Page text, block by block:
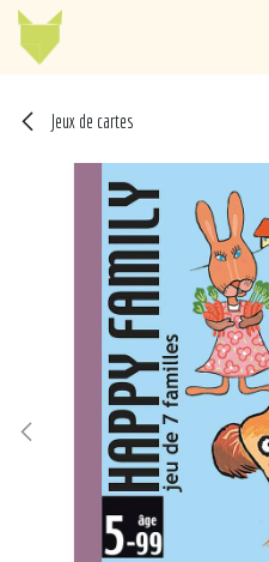
Se rendre au contenu
Jeux de cartes